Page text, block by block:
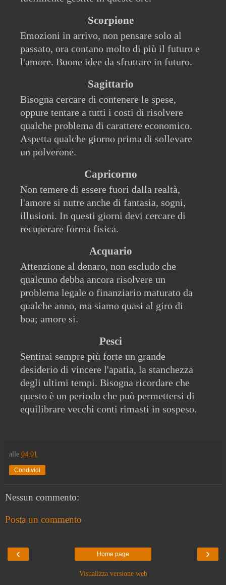
Scorpione
Emozioni in arrivo, non pensare solo al
passato, ora contano molto di più il futuro e
l'amore. Buone idee da sfruttare in futuro.
Sagittario
Bisogna cercare di contenere le spese,
oppure tentare a tutti i costi di risolvere
qualche problema di carattere economico.
Aspetta qualche giorno prima di sollevare
un polverone.
Capricorno
Non temere di essere fuori dalla realtà,
l'amore si nutre anche di fantasia, sogni,
illusioni. In questi giorni devi cercare di
recuperare forma fisica.
Acquario
Attenzione al denaro, non escludo che
qualcuno debba ancora risolvere un
problema legale o finanziario maturato da
qualche anno, ma siamo quasi al giro di
boa; amore si.
Pesci
Sentirai sempre più forte un grande
desiderio di vincere l'apatia, la stanchezza
degli ultimi tempi. Bisogna ricordare che
questo è un periodo che può permettersi di
equilibrare vecchi conti rimasti in sospeso.
alle 04:01
Condividi
Nessun commento:
Posta un commento
‹ ›
Home page
Visualizza versione web